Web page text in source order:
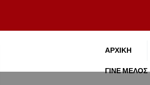
ΑΡΧΙΚΉ
ΓΊΝΕ ΜΈΛΟΣ